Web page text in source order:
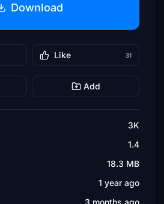
Download
Like 31
Add
3K
1.4
18.3 MB
1 year ago
3 months ago